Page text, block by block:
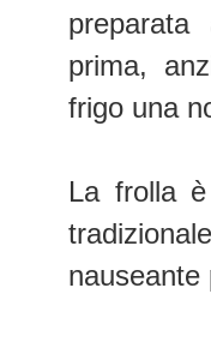
prima,
frigo una
La frolla